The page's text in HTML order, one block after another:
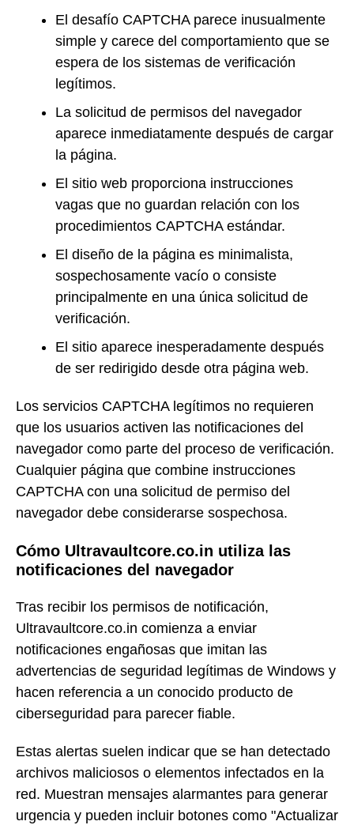
El desafío CAPTCHA parece inusualmente
simple y carece del comportamiento que se
espera de los sistemas de verificación
legítimos.
La solicitud de permisos del navegador
aparece inmediatamente después de cargar
la página.
El sitio web proporciona instrucciones
vagas que no guardan relación con los
procedimientos CAPTCHA estándar.
El diseño de la página es minimalista,
sospechosamente vacío o consiste
principalmente en una única solicitud de
verificación.
El sitio aparece inesperadamente después
de ser redirigido desde otra página web.
Los servicios CAPTCHA legítimos no requieren
que los usuarios activen las notificaciones del
navegador como parte del proceso de verificación.
Cualquier página que combine instrucciones
CAPTCHA con una solicitud de permiso del
navegador debe considerarse sospechosa.
Cómo Ultravaultcore.co.in utiliza las
notificaciones del navegador
Tras recibir los permisos de notificación,
Ultravaultcore.co.in comienza a enviar
notificaciones engañosas que imitan las
advertencias de seguridad legítimas de Windows y
hacen referencia a un conocido producto de
ciberseguridad para parecer fiable.
Estas alertas suelen indicar que se han detectado
archivos maliciosos o elementos infectados en la
red. Muestran mensajes alarmantes para generar
urgencia y pueden incluir botones como "Actualizar